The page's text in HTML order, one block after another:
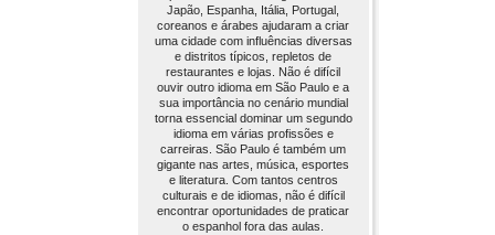
Japão, Espanha, Itália, Portugal,
coreanos e árabes ajudaram a criar
uma cidade com influências diversas
e distritos típicos, repletos de
restaurantes e lojas. Não é difícil
ouvir outro idioma em São Paulo e a
sua importância no cenário mundial
torna essencial dominar um segundo
idioma em várias profissões e
carreiras. São Paulo é também um
gigante nas artes, música, esportes
e literatura. Com tantos centros
culturais e de idiomas, não é difícil
encontrar oportunidades de praticar
o espanhol fora das aulas.